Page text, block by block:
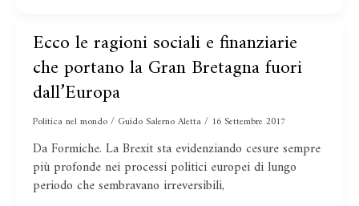
PCC
Ecco le ragioni sociali e finanziarie
che portano la Gran Bretagna fuori
dall’Europa
Politica nel mondo/ Guido Salerno Aletta/ 16 Settembre 2017
Da Formiche. La Brexit sta evidenziando cesure sempre
più profonde nei processi politici europei di lungo
periodo che sembravano irreversibili,
Ecco
ragioni
sociali
e
finanziarie
che
portano
la